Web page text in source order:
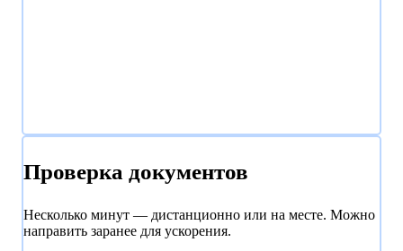
Проверка документов
Несколько минут — дистанционно или на месте. Можно
направить заранее для ускорения.